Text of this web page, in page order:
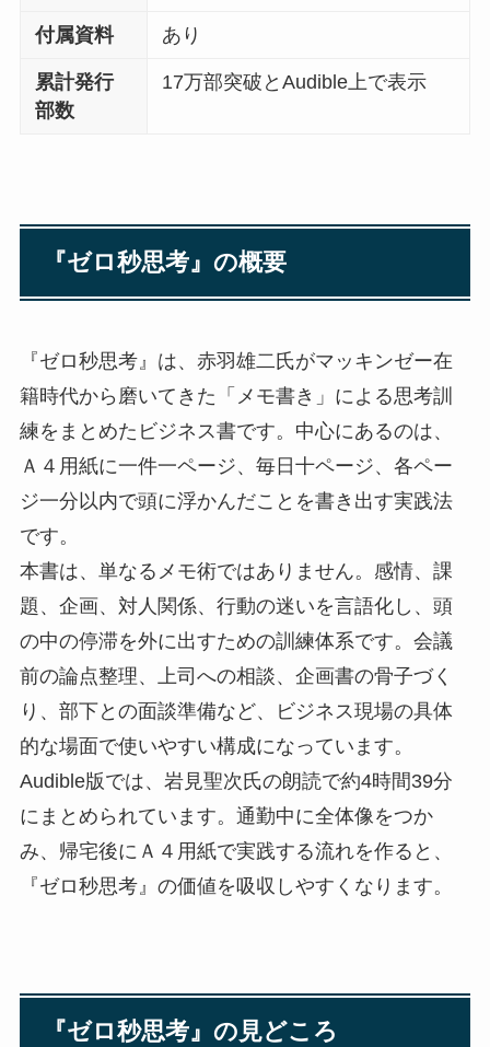
付属資料 あり
累計発行
部数
17万部突破とAudible上で表示
『ゼロ秒思考』の概要
『ゼロ秒思考』は、赤羽雄二氏がマッキンゼー在
籍時代から磨いてきた「メモ書き」による思考訓
練をまとめたビジネス書です。中心にあるのは、
Ａ４用紙に一件一ページ、毎日十ページ、各ペー
ジ一分以内で頭に浮かんだことを書き出す実践法
です。
本書は、単なるメモ術ではありません。感情、課
題、企画、対人関係、行動の迷いを言語化し、頭
の中の停滞を外に出すための訓練体系です。会議
前の論点整理、上司への相談、企画書の骨子づく
り、部下との面談準備など、ビジネス現場の具体
的な場面で使いやすい構成になっています。
Audible版では、岩見聖次氏の朗読で約4時間39分
にまとめられています。通勤中に全体像をつか
み、帰宅後にＡ４用紙で実践する流れを作ると、
『ゼロ秒思考』の価値を吸収しやすくなります。
『ゼロ秒思考』の見どころ